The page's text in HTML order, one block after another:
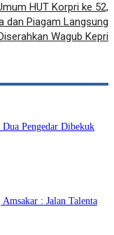
HUT Korpri ke 52,
dan Piagam Langsung
Wagub Kepri
Pengedar Dibekuk
: Jalan Talenta